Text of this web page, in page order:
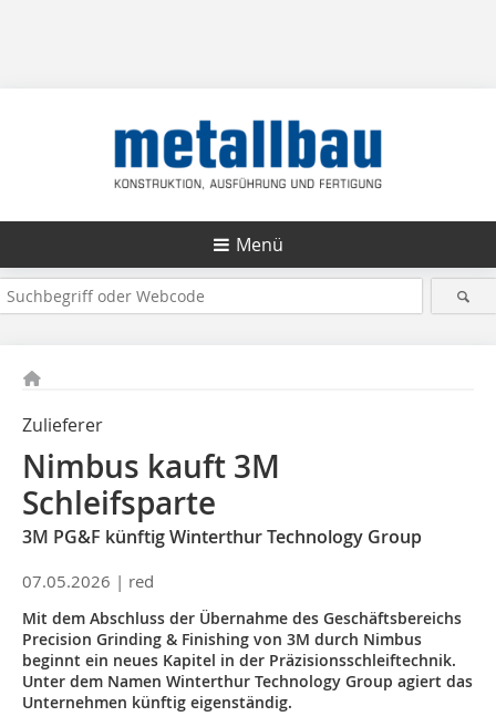
Menü
Zulieferer
Nimbus kauft 3M
Schleifsparte
3M PG&F künftig Winterthur Technology Group
07.05.2026 | red
Mit dem Abschluss der Übernahme des Geschäftsbereichs
Precision Grinding & Finishing von 3M durch Nimbus
beginnt ein neues Kapitel in der Präzisionsschleiftechnik.
Unter dem Namen Winterthur Technology Group agiert das
Unternehmen künftig eigenständig.